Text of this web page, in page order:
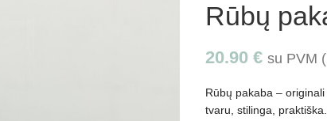
Rūbų
20.90 € su PVM
Rūbų pakaba –
tvaru, stilinga, praktiška.